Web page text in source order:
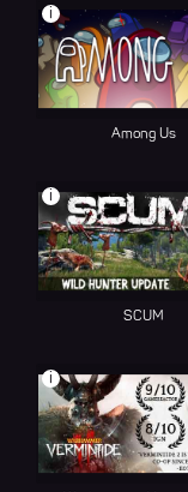
i
Among Us
i
SCUM
i